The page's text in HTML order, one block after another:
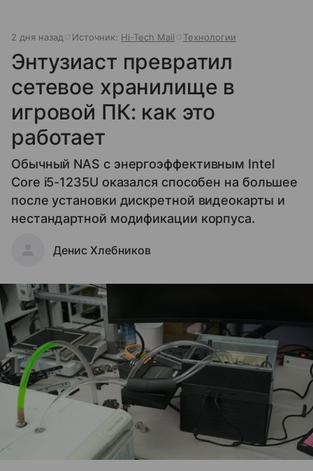
2 дня назад Источник: Hi-Tech Mail Технологии
Энтузиаст превратил
сетевое хранилище в
игровой ПК: как это
работает
Обычный NAS с энергоэффективным Intel
Core i5-1235U оказался способен на большее
после установки дискретной видеокарты и
нестандартной модификации корпуса.
Денис Хлебников